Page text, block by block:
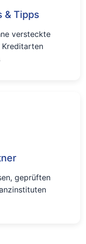
& Tipps
versteckte
Kreditarten
geprüften